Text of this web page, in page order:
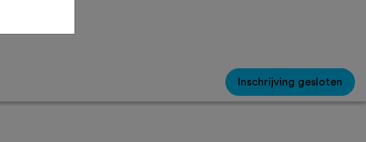
Inschrijving gesloten